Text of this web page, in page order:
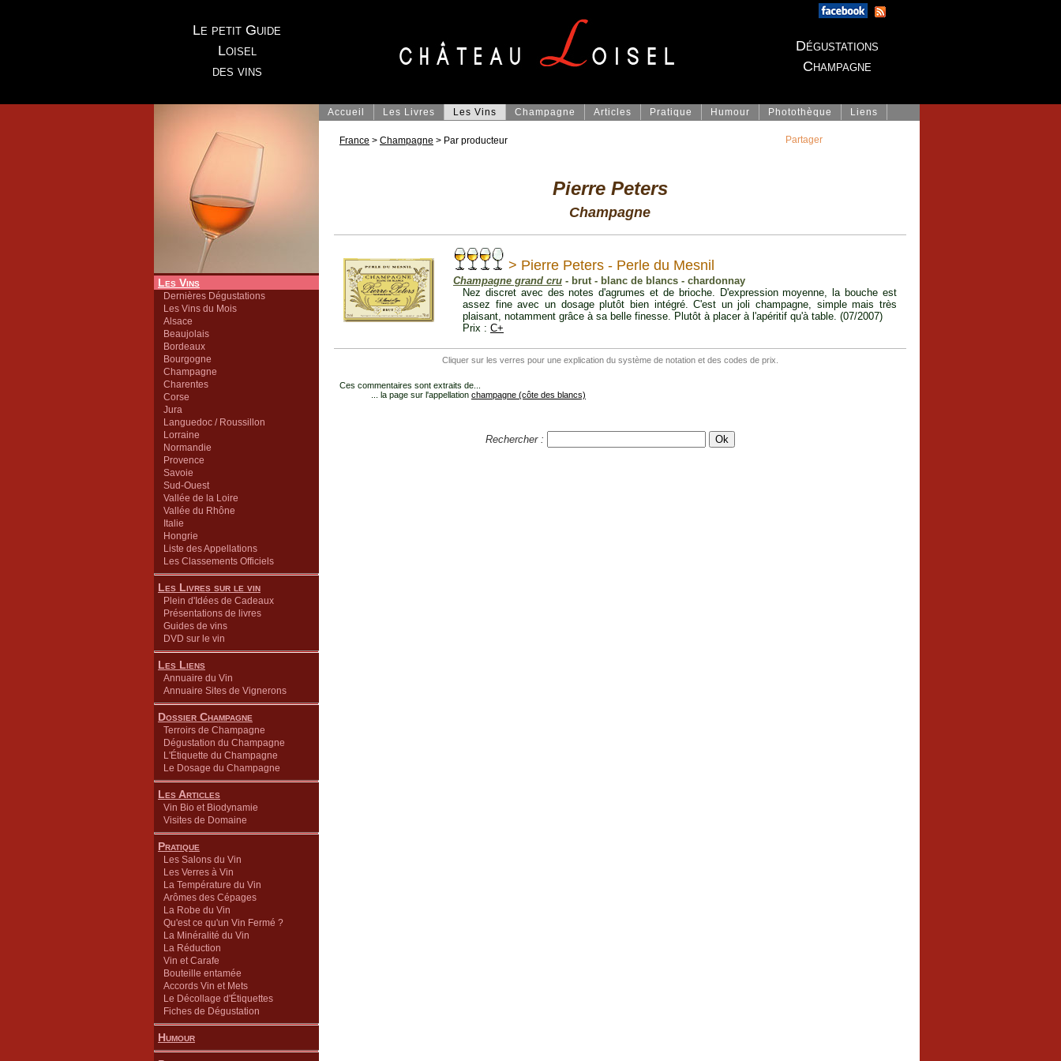
Le petit Guide
Loisel
des vins
Dégustations
Champagne
Les Vins
Dernières Dégustations
Les Vins du Mois
Alsace
Beaujolais
Bordeaux
Bourgogne
Champagne
Charentes
Corse
Jura
Languedoc / Roussillon
Lorraine
Normandie
Provence
Savoie
Sud-Ouest
Vallée de la Loire
Vallée du Rhône
Italie
Hongrie
Liste des Appellations
Les Classements Officiels
Les Livres sur le vin
Plein d'Idées de Cadeaux
Présentations de livres
Guides de vins
DVD sur le vin
Les Liens
Annuaire du Vin
Annuaire Sites de Vignerons
Dossier Champagne
Terroirs de Champagne
Dégustation du Champagne
L'Étiquette du Champagne
Le Dosage du Champagne
Les Articles
Vin Bio et Biodynamie
Visites de Domaine
Pratique
Les Salons du Vin
Les Verres à Vin
La Température du Vin
Arômes des Cépages
La Robe du Vin
Qu'est ce qu'un Vin Fermé ?
La Minéralité du Vin
La Réduction
Vin et Carafe
Bouteille entamée
Accords Vin et Mets
Le Décollage d'Étiquettes
Fiches de Dégustation
Humour
Accueil Les Livres Les Vins Champagne Articles Pratique Humour Photothèque Liens
France > Champagne > Par producteur
Pierre Peters
Champagne
> Pierre Peters - Perle du Mesnil
Champagne grand cru - brut - blanc de blancs - chardonnay
Nez discret avec des notes d'agrumes et de brioche. D'expression moyenne, la bouche est
assez fine avec un dosage plutôt bien intégré. C'est un joli champagne, simple mais très
plaisant, notamment grâce à sa belle finesse. Plutôt à placer à l'apéritif qu'à table. (07/2007)
Prix : C+
Cliquer sur les verres pour une explication du système de notation et des codes de prix.
Ces commentaires sont extraits de...
... la page sur l'appellation champagne (côte des blancs)
Rechercher :
Partager